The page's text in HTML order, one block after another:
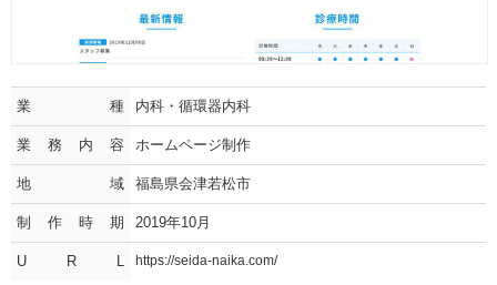
業種 内科・循環器内科
業務内容 ホームページ制作
地域 福島県会津若松市
制作時期 2019年10月
U R L https://seida-naika.com/